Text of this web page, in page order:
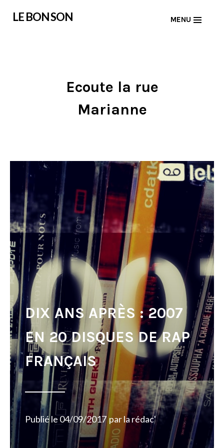
LE BON SON MENU
Ecoute la rue
Marianne
DIX ANS APRÈS : 2007
EN 20 DISQUES DE RAP
FRANÇAIS
Publié le04/09/2017 parla rédac'